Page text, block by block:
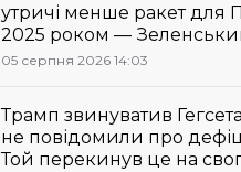
утричі менше ракет для
2025 роком —
05 серпня 2026 14:03
Трамп звинуватив
не повідомили про
Той перекинув це на